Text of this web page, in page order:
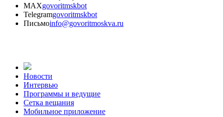
MAXgovoritmskbot
Telegramgovoritmskbot
Письмоinfo@govoritmoskva.ru
Новости
Интервью
Программы и ведущие
Сетка вещания
Мобильное приложение